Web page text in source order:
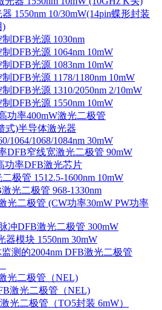
1550nm 10/30mW(14pin蝶形封装
)
DFB光源 1030nm
DFB光源 1064nm 10mW
DFB光源 1083nm 10mW
DFB光源 1178/1180nm 10mW
DFB光源 1310/2050nm 2/10mW
DFB光源 1550nm 10mW
功率400mW激光二极管
式)半导体激光器
1064/1068/1084nm 30mW
DFB窄线宽激光二极管 90mW
功率DFB激光芯片
极管 1512.5-1600nm 10mW
光二极管 968-1330nm
光二极管 (CW功率30mW PW功率
冲DFB激光二极管 300mW
器模块 1550nm 30mW
测的2004nm DFB激光二极管
光二极管（NEL)
激光二极管（NEL)
光二极管（TO5封装 6mW）